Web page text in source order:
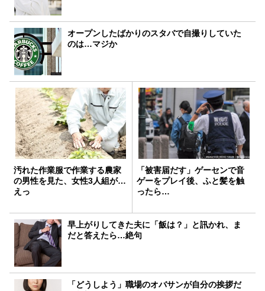
オープンしたばかりのスタバで自撮りしていた
のは…マジか
汚れた作業服で作業する農家
の男性を見た、女性3人組が…
えっ
「被害届だす」ゲーセンで音
ゲーをプレイ後、ふと髪を触
ったら…
早上がりしてきた夫に「飯は？」と訊かれ、ま
だと答えたら…絶句
「どうしよう」職場のオバサンが自分の挨拶だ